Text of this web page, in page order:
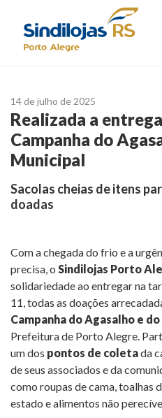
14 de julho de 2025
Realizada a
Campanha do
Municipal
Sacolas cheias de itens
doadas
Com a chegada do frio e a
precisa, o Sindilojas Porto
solidariedade ao entregar na
11, todas as doações
Campanha do Agasalho e
Prefeitura de Porto Alegre.
um dos pontos de coletada
de seus associados e da
como roupas de cama, toalhas
estado e alimentos não